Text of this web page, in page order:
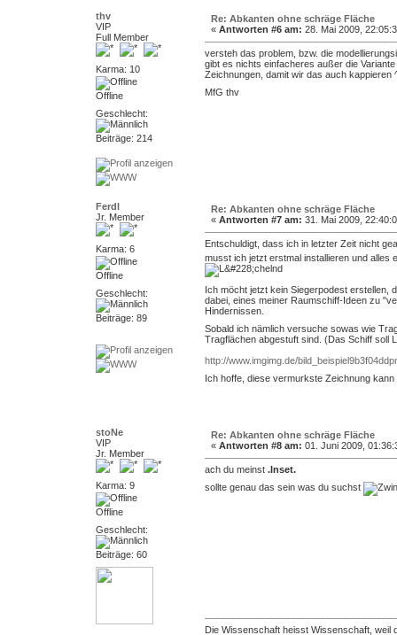
thv
VIP
Full Member
Karma: 10
Offline
Geschlecht:
Beiträge: 214
Re: Abkanten ohne schräge Fläche
« Antworten #6 am: 28. Mai 2009,
versteh das problem, bzw. die
gibt es nichts einfacheres außer die
Zeichnungen, damit wir das auch kappieren
MfG thv
Ferdl
Jr. Member
Karma: 6
Offline
Geschlecht:
Beiträge: 89
Re: Abkanten ohne schräge Fläche
« Antworten #7 am: 31. Mai 2009,
Entschuldigt, dass ich in letzter Zeit nicht
musst ich jetzt erstmal installieren und alles
Ich möcht jetzt kein Siegerpodest erstellen,
dabei, eines meiner Raumschiff-Ideen zu
Hindernissen.
Sobald ich nämlich versuche sowas wie
Tragflächen abgestuft sind. (Das Schiff soll
http://www.imgimg.de/
Ich hoffe, diese vermurkste Zeichnung kann
stoNe
VIP
Jr. Member
Karma: 9
Offline
Geschlecht:
Beiträge: 60
Re: Abkanten ohne schräge Fläche
« Antworten #8 am: 01. Juni 2009,
ach du meinst .Inset.
sollte genau das sein was du suchst
Die Wissenschaft heisst Wissenschaft, weil